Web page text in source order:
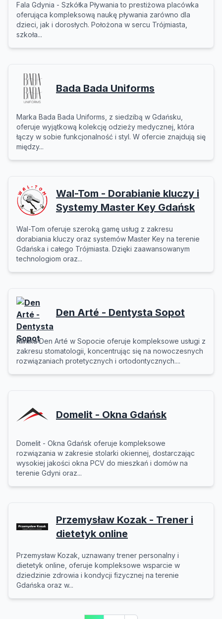
Fala Gdynia - Szkółka Pływania to prestiżowa placówka
oferująca kompleksową naukę pływania zarówno dla
dzieci, jak i dorosłych. Położona w sercu Trójmiasta,
szkoła...
Bada Bada Uniforms
Marka Bada Bada Uniforms, z siedzibą w Gdańsku,
oferuje wyjątkową kolekcję odzieży medycznej, która
łączy w sobie funkcjonalność i styl. W ofercie znajdują się
między...
Wal-Tom - Dorabianie kluczy i
Systemy Master Key Gdańsk
Wal-Tom oferuje szeroką gamę usług z zakresu
dorabiania kluczy oraz systemów Master Key na terenie
Gdańska i całego Trójmiasta. Dzięki zaawansowanym
technologiom oraz...
Den Arté - Dentysta Sopot
Klinika Den Arté w Sopocie oferuje kompleksowe usługi z
zakresu stomatologii, koncentrując się na nowoczesnych
rozwiązaniach protetycznych i ortodontycznych....
Domelit - Okna Gdańsk
Domelit - Okna Gdańsk oferuje kompleksowe
rozwiązania w zakresie stolarki okiennej, dostarczając
wysokiej jakości okna PCV do mieszkań i domów na
terenie Gdyni oraz...
Przemysław Kozak - Trener i
dietetyk online
Przemysław Kozak, uznawany trener personalny i
dietetyk online, oferuje kompleksowe wsparcie w
dziedzinie zdrowia i kondycji fizycznej na terenie
Gdańska oraz w...